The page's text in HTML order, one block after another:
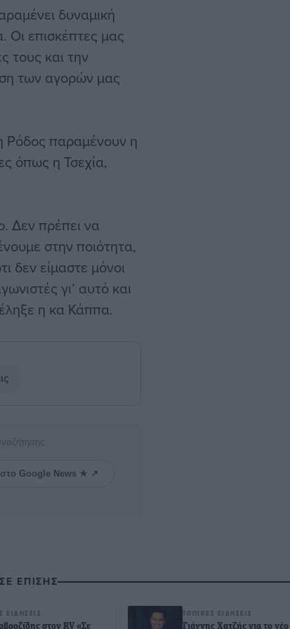
δυναμική
Οι επισκέπτες μας
τους και την
των αγορών μας
Ρόδος παραμένουν η
όπως η Τσεχία,
Δεν πρέπει να
στην ποιότητα,
δεν είμαστε μόνοι
γι’ αυτό και
η κα Κάππα.
Google News ★ ↗
ΕΠΙΣΗΣ
ΕΙΔΉΣΕΙΣ
στον RV «Σε
ΤΟΠΙΚΈΣ ΕΙΔΉΣΕΙΣ
Γιάννης Χατζής για το νέο